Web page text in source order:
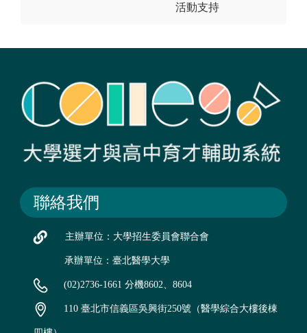
活動支持
聯絡我們
主辦單位：大學招生委員會聯合會
承辦單位：臺北醫學大學
(02)2736-1661 分機8602、8604
110 臺北市信義區吳興街250號（醫學綜合大樓後棟